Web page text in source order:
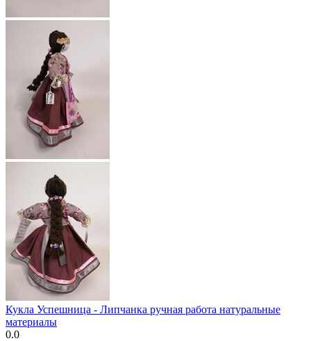
Кукла Успешница - Липчанка ручная работа натуральные
материалы
0.0